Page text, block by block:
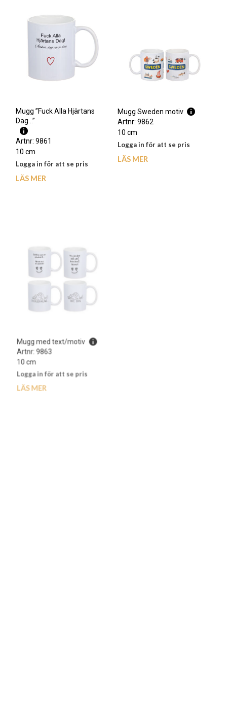
Mugg ”Fuck Alla Hjärtans
Dag…”
Artnr: 9861
10 cm
Logga in för att se pris
LÄS MER
Mugg Sweden motiv
Artnr: 9862
10 cm
Logga in för att se pris
LÄS MER
Mugg med text/motiv
Artnr: 9863
10 cm
Logga in för att se pris
LÄS MER